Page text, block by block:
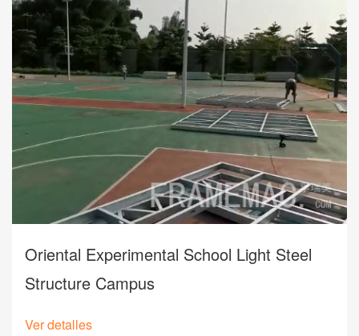
Oriental Experimental School Light Steel
Structure Campus
Ver detalles